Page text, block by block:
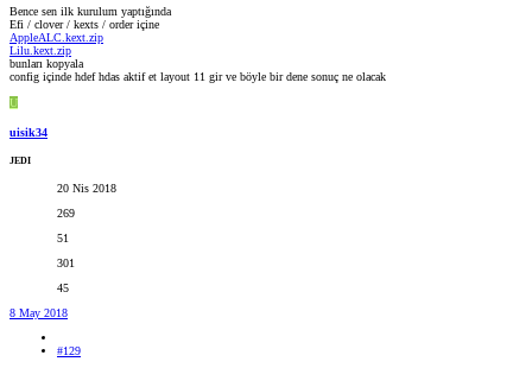
Bence sen ilk kurulum yaptığında
Efi / clover / kexts / order içine
AppleALC.kext.zip
Lilu.kext.zip
bunları kopyala
config içinde hdef hdas aktif et layout 11 gir ve böyle bir dene sonuç ne olacak
U
uisik34
JEDI
20 Nis 2018
269
51
301
45
8 May 2018
#129